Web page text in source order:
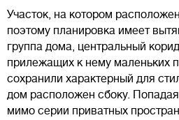
Участок, на котором
поэтому планировка имеет
группа дома, центральный
прилежащих к нему маленьких
сохранили характерный для
дом расположен сбоку.
мимо серии приватных